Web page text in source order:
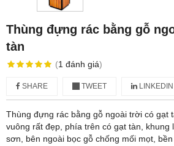
Thùng đựng rác bằng gỗ
tàn
(1 đánh giá)
SHARE TWEET LINKEDIN
Thùng đựng rác bằng gỗ ngoài trời có gạt
vuông rất đẹp, phía trên có gạt tàn, khung
sơn, bên ngoài bọc gỗ chống mối mọt, bền